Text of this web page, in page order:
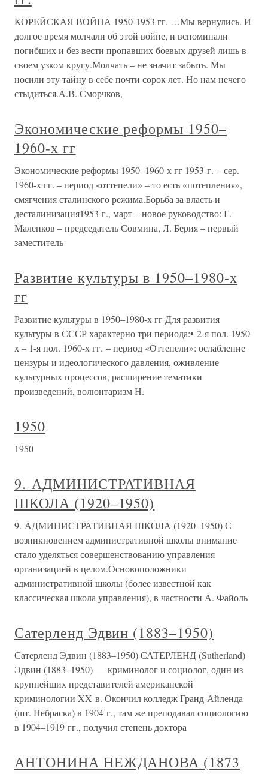
КОРЕЙСКАЯ ВОЙНА 1950-1953 гг. …Мы вернулись. И
долгое время молчали об этой войне, и вспоминали
погибших и без вести пропавших боевых друзей лишь в
своем узком кругу.Молчать – не значит забыть. Мы
носили эту тайну в себе почти сорок лет. Но нам нечего
стыдиться.А.В. Сморчков,
Экономические реформы 1950–
1960-х гг
Экономические реформы 1950–1960-х гг 1953 г. – сер.
1960-х гг. – период «оттепели» – то есть «потепления»,
смягчения сталинского режима.Борьба за власть и
десталинизация1953 г., март – новое руководство: Г.
Маленков – председатель Совмина, Л. Берия – первый
заместитель
Развитие культуры в 1950–1980-х
гг
Развитие культуры в 1950–1980-х гг Для развития
культуры в СССР характерно три периода:• 2-я пол. 1950-
х – 1-я пол. 1960-х гг. – период «Оттепели»: ослабление
цензуры и идеологического давления, оживление
культурных процессов, расширение тематики
произведений, волюнтаризм Н.
1950
1950
9. АДМИНИСТРАТИВНАЯ
ШКОЛА (1920–1950)
9. АДМИНИСТРАТИВНАЯ ШКОЛА (1920–1950) С
возникновением административной школы внимание
стало уделяться совершенствованию управления
организацией в целом.Основоположники
административной школы (более известной как
классическая школа управления), в частности А. Файоль
Сатерленд Эдвин (1883–1950)
Сатерленд Эдвин (1883–1950) САТЕРЛЕНД (Sutherland)
Эдвин (1883–1950) — криминолог и социолог, один из
крупнейших представителей американской
криминологии XX в. Окончил колледж Гранд-Айленда
(шт. Небраска) в 1904 г., там же преподавал социологию
в 1904–1919 гг., получил степень доктора
АНТОНИНА НЕЖДАНОВА (1873